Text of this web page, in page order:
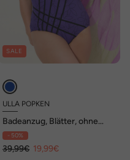
SALE
ULLA POPKEN
Badeanzug, Blätter, ohne
Softcups, Streifen
- 50%
39,99€ 19,99€